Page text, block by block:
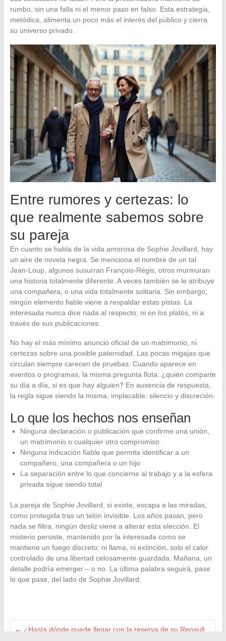
rumbo, sin una falla ni el menor paso en falso. Esta estrategia,
metódica, alimenta un poco más el interés del público y cierra
su universo privado.
Entre rumores y certezas: lo
que realmente sabemos sobre
su pareja
En cuanto se habla de la vida amorosa de Sophie Jovillard, hay
un aire de novela negra. Se menciona el nombre de un tal
Jean-Loup, algunos susurran François-Régis, otros murmuran
una historia totalmente diferente. A veces también se le atribuye
una compañera, o una vida totalmente solitaria. Sin embargo,
ningún elemento fiable viene a respaldar estas pistas. La
interesada nunca dice nada al respecto, ni en los platós, ni a
través de sus publicaciones.
No hay el más mínimo anuncio oficial de un matrimonio, ni
certezas sobre una posible paternidad. Las pocas migajas que
circulan siempre carecen de pruebas. Cuando aparece en
eventos o programas, la misma pregunta flota: ¿quién comparte
su día a día, si es que hay alguien? En ausencia de respuesta,
la regla sigue siendo la misma, implacable: silencio y discreción.
Lo que los hechos nos enseñan
Ninguna declaración o publicación que confirme una unión,
un matrimonio o cualquier otro compromiso
Ninguna indicación fiable que permita identificar a un
compañero, una compañera o un hijo
La separación entre lo que concierne al trabajo y a la esfera
privada sigue siendo total
La pareja de Sophie Jovillard, si existe, escapa a las miradas,
como protegida tras un telón invisible. Los años pasan, pero
nada se filtra, ningún desliz viene a alterar esta elección. El
misterio persiste, mantenido por la interesada como se
mantiene un fuego discreto: ni llama, ni extinción, solo el calor
controlado de una libertad celosamente guardada. Mañana, un
detalle podría emerger – o no. La última palabra seguirá, pase
lo que pase, del lado de Sophie Jovillard.
← ¿Hasta dónde puede llegar con la reserva de su Renault